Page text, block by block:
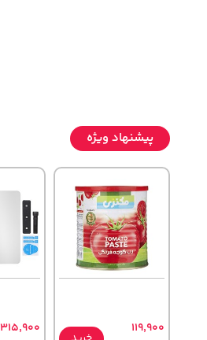
پیشنهاد ویژه
119,900
315,900